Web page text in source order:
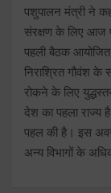
पशुपालन मंत्री ने
संरक्षण के लिए आज
पहली बैठक
निराश्रित गौवंश के
रोकने के लिए
देश का पहला राज्य
पहल की है। इस
अन्य विभागों के